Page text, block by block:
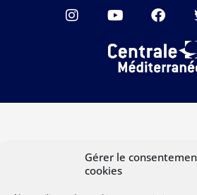
Gérer le
cookies
I
n
a
Y
o
t
u
F
a
e
b
k